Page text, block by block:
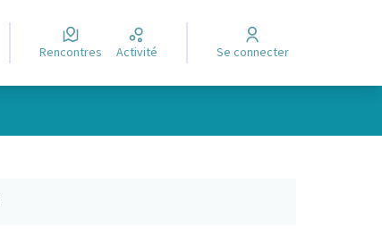
Rencontres Activité Se connecter